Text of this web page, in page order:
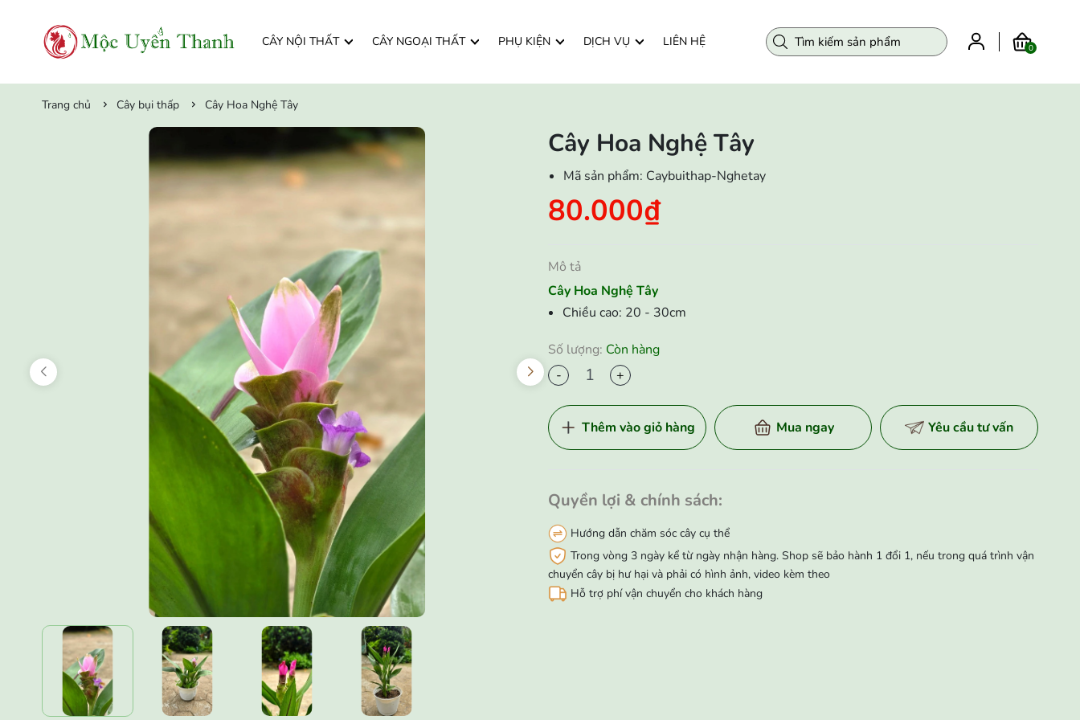
CÂY NỘI THẤT CÂY NGOẠI THẤT PHỤ KIỆN DỊCH VỤ LIÊN HỆ 0
Trang chủ Cây bụi thấp Cây Hoa Nghệ Tây
Cây Hoa Nghệ Tây
Mã sản phẩm: Caybuithap-Nghetay
80.000₫
Mô tả
Cây Hoa Nghệ Tây
Chiều cao: 20 - 30cm
Số lượng: Còn hàng
-
+
Thêm vào giỏ hàng Mua ngay Yêu cầu tư vấn
Quyền lợi & chính sách:
Hướng dẫn chăm sóc cây cụ thể
Trong vòng 3 ngày kể từ ngày nhận hàng. Shop sẽ bảo hành 1 đổi 1, nếu trong quá trình vận
chuyển cây bị hư hại và phải có hình ảnh, video kèm theo
Hỗ trợ phí vận chuyển cho khách hàng